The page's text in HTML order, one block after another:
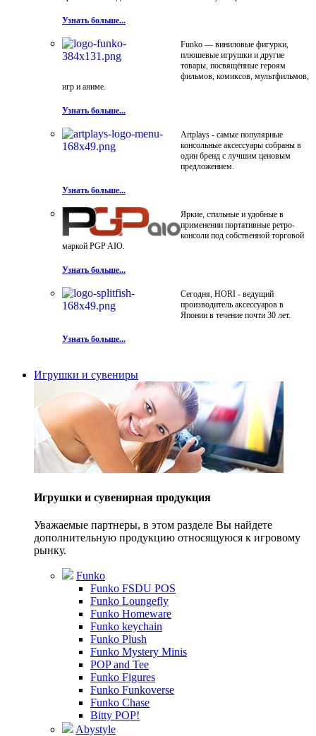
Узнать больше...
Funko — виниловые фигурки,
плюшевые игрушки и другие
товары, посвящённые героям
фильмов, комиксов, мультфильмов,
игр и аниме.
Узнать больше...
Artplays - самые популярные
консольные аксессуары собраны в
один бренд с лучшим ценовым
предложением.
Узнать больше...
Яркие, стильные и удобные в
применении портативные ретро-
консоли под собственной торговой
маркой PGP AIO.
Узнать больше...
Сегодня, HORI - ведущий
производитель аксессуаров в
Японии в течение почти 30 лет.
Узнать больше...
Игрушки и сувениры
Игрушки и сувенирная продукция
Уважаемые партнеры, в этом разделе Вы найдете
дополнительную продукцию относящуюся к игровому
рынку.
Funko
Funko FSDU POS
Funko Loungefly
Funko Homeware
Funko keychain
Funko Plush
Funko Mystery Minis
POP and Tee
Funko Figures
Funko Funkoverse
Funko Chase
Bitty POP!
Abystyle